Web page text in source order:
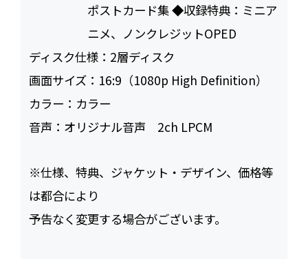
ポストカード集 ◆収録特典：ミニア
ニメ、ノンクレジットOPED
ディスク仕様： 2層ディスク
画面サイズ： 16:9（1080p High Definition）
カラー： カラー
音声： オリジナル音声 2ch LPCM
※仕様、特典、ジャケット・デザイン、価格等
は都合により
予告なく変更する場合がございます。